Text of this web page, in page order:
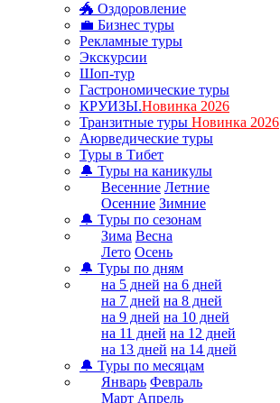
🐲 Оздоровление
💼 Бизнес туры
Рекламные туры
Экскурсии
Шоп-тур
Гастрономические туры
КРУИЗЫ.Новинка 2026
Транзитные туры Новинка 2026
Аюрведические туры
Туры в Тибет
🔔 Туры на каникулы
Весенние Летние
Осенние Зимние
🔔 Туры по сезонам
Зима Весна
Лето Осень
🔔 Туры по дням
на 5 дней на 6 дней
на 7 дней на 8 дней
на 9 дней на 10 дней
на 11 дней на 12 дней
на 13 дней на 14 дней
🔔 Туры по месяцам
Январь Февраль
Март Апрель